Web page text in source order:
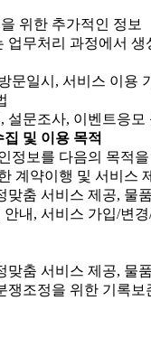
위한 추가적인 정보
업무처리 과정에서 생
문일시, 서비스 이용
설문조사, 이벤트응모
및 이용 목적
정보를 다음의 목적
계약이행 및 서비스
맞춤 서비스 제공, 물
내, 서비스 가입/변
맞춤 서비스 제공, 물
쟁조정을 위한 기록보